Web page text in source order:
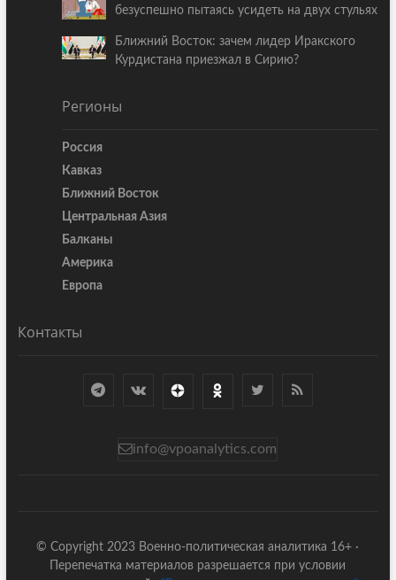
безуспешно пытаясь усидеть на двух стульях
Ближний Восток: зачем лидер Иракского
Курдистана приезжал в Сирию?
Регионы
Россия
Кавказ
Ближний Восток
Центральная Азия
Балканы
Америка
Европа
Контакты
info@vpoanalytics.com
© Copyright 2023 Военно-политическая аналитика 16+ ·
Перепечатка материалов разрешается при условии